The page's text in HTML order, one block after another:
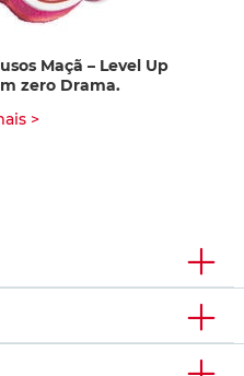
Maçã – Level Up
zero Drama.
>